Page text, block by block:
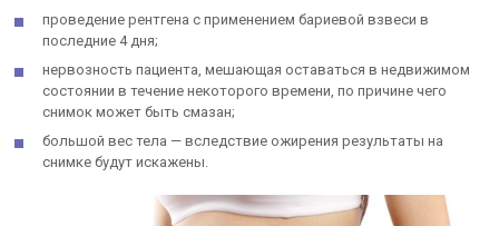
проведение рентгена с применением бариевой взвеси в
последние 4 дня;
нервозность пациента, мешающая оставаться в недвижимом
состоянии в течение некоторого времени, по причине чего
снимок может быть смазан;
большой вес тела — вследствие ожирения результаты на
снимке будут искажены.